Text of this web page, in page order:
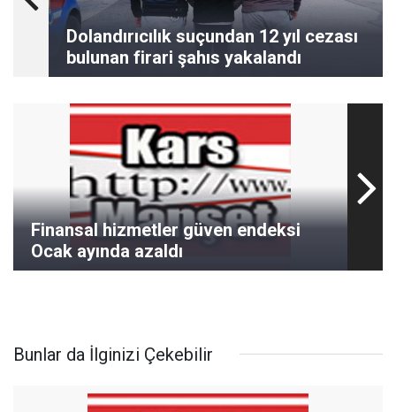
Dolandırıcılık suçundan 12 yıl cezası
bulunan firari şahıs yakalandı
Finansal hizmetler güven endeksi
Ocak ayında azaldı
Bunlar da İlginizi Çekebilir